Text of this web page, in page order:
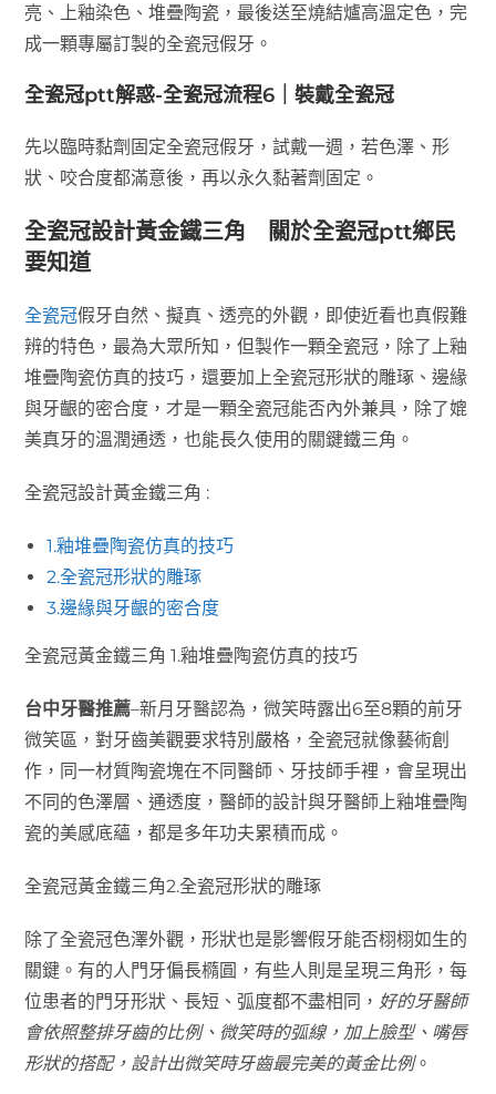
亮、上釉染色、堆疊陶瓷，最後送至燒結爐高溫定色，完
成一顆專屬訂製的全瓷冠假牙。
全瓷冠ptt解惑-全瓷冠流程6｜裝戴全瓷冠
先以臨時黏劑固定全瓷冠假牙，試戴一週，若色澤、形
狀、咬合度都滿意後，再以永久黏著劑固定。
全瓷冠設計黃金鐵三角 關於全瓷冠ptt鄉民
要知道
全瓷冠假牙自然、擬真、透亮的外觀，即使近看也真假難
辨的特色，最為大眾所知，但製作一顆全瓷冠，除了上釉
堆疊陶瓷仿真的技巧，還要加上全瓷冠形狀的雕琢、邊緣
與牙齦的密合度，才是一顆全瓷冠能否內外兼具，除了媲
美真牙的溫潤通透，也能長久使用的關鍵鐵三角。
全瓷冠設計黃金鐵三角 :
1.釉堆疊陶瓷仿真的技巧
2.全瓷冠形狀的雕琢
3.邊緣與牙齦的密合度
全瓷冠黃金鐵三角 1.釉堆疊陶瓷仿真的技巧
台中牙醫推薦–新月牙醫認為，微笑時露出6至8顆的前牙
微笑區，對牙齒美觀要求特別嚴格，全瓷冠就像藝術創
作，同一材質陶瓷塊在不同醫師、牙技師手裡，會呈現出
不同的色澤層、通透度，醫師的設計與牙醫師上釉堆疊陶
瓷的美感底蘊，都是多年功夫累積而成。
全瓷冠黃金鐵三角2.全瓷冠形狀的雕琢
除了全瓷冠色澤外觀，形狀也是影響假牙能否栩栩如生的
關鍵。有的人門牙偏長橢圓，有些人則是呈現三角形，每
位患者的門牙形狀、長短、弧度都不盡相同， 好的牙醫師
會依照整排牙齒的比例、微笑時的弧線，加上臉型、嘴唇
形狀的搭配，設計出微笑時牙齒最完美的黃金比例。